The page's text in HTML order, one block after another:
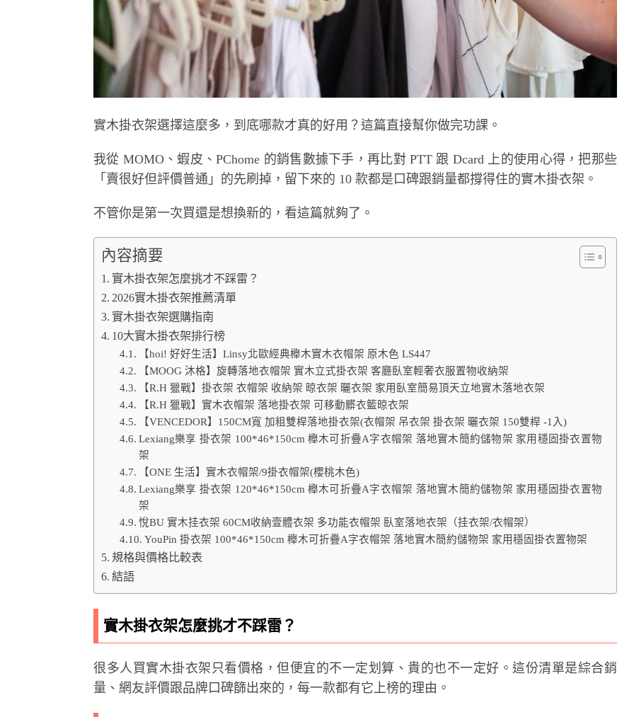
實木掛衣架選擇這麼多，到底哪款才真的好用？這篇直接幫你做完功課。
我從 MOMO、蝦皮、PChome 的銷售數據下手，再比對 PTT 跟 Dcard 上的使用心得，把那些
「賣很好但評價普通」的先刷掉，留下來的 10 款都是口碑跟銷量都撐得住的實木掛衣架。
不管你是第一次買還是想換新的，看這篇就夠了。
內容摘要
實木掛衣架怎麼挑才不踩雷？
2026實木掛衣架推薦清單
實木掛衣架選購指南
10大實木掛衣架排行榜
【hoi! 好好生活】Linsy北歐經典櫸木實木衣帽架 原木色 LS447
【MOOG 沐格】旋轉落地衣帽架 實木立式掛衣架 客廳臥室輕奢衣服置物收納架
【R.H 獵戰】掛衣架 衣帽架 收納架 晾衣架 曬衣架 家用臥室簡易頂天立地實木落地衣架
【R.H 獵戰】實木衣帽架 落地掛衣架 可移動髒衣籃晾衣架
【VENCEDOR】150CM寬 加粗雙桿落地掛衣架(衣帽架 吊衣架 掛衣架 曬衣架 150雙桿 -1入)
Lexiang樂享 掛衣架 100*46*150cm 櫸木可折疊A字衣帽架 落地實木簡約儲物架 家用穩固掛衣置物
架
【ONE 生活】實木衣帽架/9掛衣帽架(櫻桃木色)
Lexiang樂享 掛衣架 120*46*150cm 櫸木可折疊A字衣帽架 落地實木簡約儲物架 家用穩固掛衣置物
架
悅BU 實木挂衣架 60CM收納壹體衣架 多功能衣帽架 臥室落地衣架（挂衣架/衣帽架）
YouPin 掛衣架 100*46*150cm 櫸木可折疊A字衣帽架 落地實木簡約儲物架 家用穩固掛衣置物架
規格與價格比較表
結語
實木掛衣架怎麼挑才不踩雷？
很多人買實木掛衣架只看價格，但便宜的不一定划算、貴的也不一定好。這份清單是綜合銷
量、網友評價跟品牌口碑篩出來的，每一款都有它上榜的理由。